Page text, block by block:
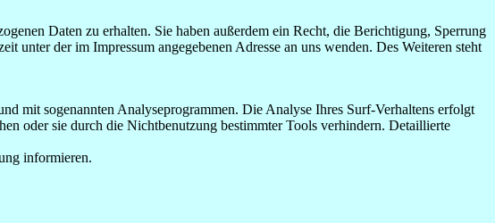
Daten zu erhalten. Sie haben außerdem ein Recht, die Berichtigung, Sperrung
unter der im Impressum angegebenen Adresse an uns wenden. Des Weiteren steht
mit sogenannten Analyseprogrammen. Die Analyse Ihres Surf-Verhaltens erfolgt
oder sie durch die Nichtbenutzung bestimmter Tools verhindern. Detaillierte
informieren.